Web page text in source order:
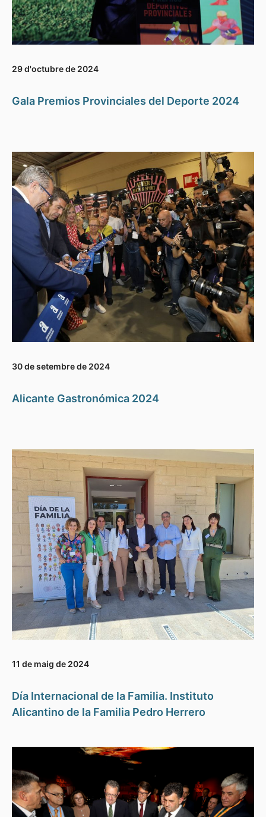
29 d'octubre de 2024
Gala Premios Provinciales del Deporte 2024
30 de setembre de 2024
Alicante Gastronómica 2024
11 de maig de 2024
Día Internacional de la Familia. Instituto
Alicantino de la Familia Pedro Herrero